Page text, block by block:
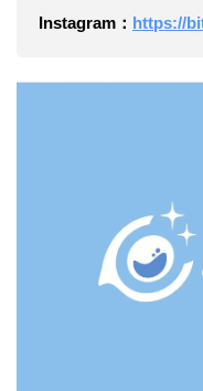
Instagram： https://